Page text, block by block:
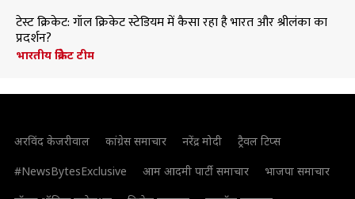
टेस्ट क्रिकेट: गॉल क्रिकेट स्टेडियम में कैसा रहा है भारत और श्रीलंका का
प्रदर्शन?
भारतीय क्रिकेट टीम
अरविंद केजरीवाल कांग्रेस समाचार नरेंद्र मोदी
ट्रैवल टिप्स
#NewsBytesExclusive
आम आदमी पार्टी समाचार
भाजपा समाचार